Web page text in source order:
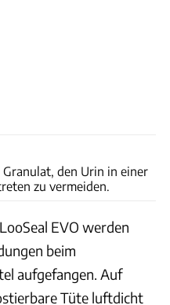
den Urin in einer
zu vermeiden.
EVO werden
beim
aufgefangen. Auf
Tüte luftdicht